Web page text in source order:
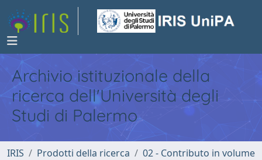
Archivio istituzionale della
ricerca dell'Università degli
Studi di Palermo
IRIS Prodotti della ricerca
02 - Contributo in volume